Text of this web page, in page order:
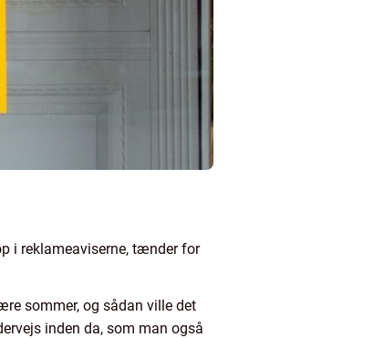
i reklameaviserne, tænder for
sommer, og sådan ville det
inden da, som man også